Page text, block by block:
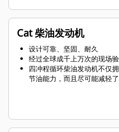
Cat 柴油发动机
设计可靠、坚固、耐久
经过全球成千上万次的现场
四冲程循环柴油发动机不仅
节油能力，而且尽可能减轻